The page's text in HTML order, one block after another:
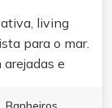
living
para o mar.
e
de